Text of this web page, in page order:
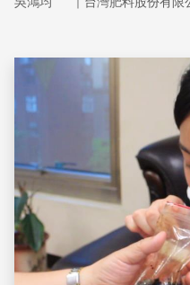
地和平相處的農耕觀點。